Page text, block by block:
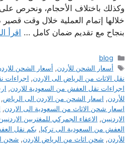
وكذلك باختلاف الأحجام، ونحرص
خلالها إتمام العملية خلال وقت
بنجاح مع تقديم ضمان كامل …
اقرأ
التصنيفات
blog
الوسوم
أسعار الشحن للأردن, أسعار الشحن
نقل الاثاث من الرياض الى الاردن, اجراءات
اجراءات نقل العفش من السعودية للاردن,
للأردن, اسعار الشحن من الاردن الى الرياض,
اسعار شحن الاثاث من السعودية الى الاردن,
الاردنيين, الاعفاء الجمركي للمغتربين
العفش من السعودية الى تركيا, بكم نقل
للأردن, شحن اثاث من الرياض للاردن, شحن